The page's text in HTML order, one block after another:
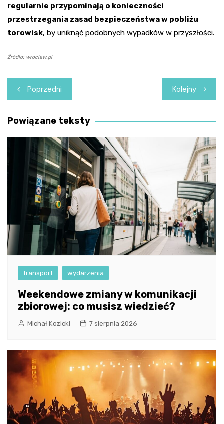
regularnie przypominają o konieczności
przestrzegania zasad bezpieczeństwa w pobliżu
torowisk, by uniknąć podobnych wypadków w przyszłości.
Źródło: wroclaw.pl
Nawigacja
wpisu
Poprzedni Kolejny
Powiązane teksty
Transport wydarzenia
Weekendowe zmiany w komunikacji
zbiorowej: co musisz wiedzieć?
Michał Kozicki 7 sierpnia 2026